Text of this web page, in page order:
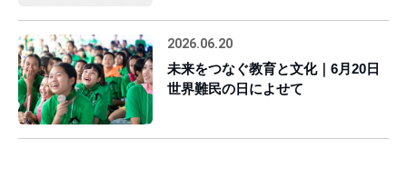
2026.06.20
未来をつなぐ教育と文化｜6月20日
世界難民の日によせて